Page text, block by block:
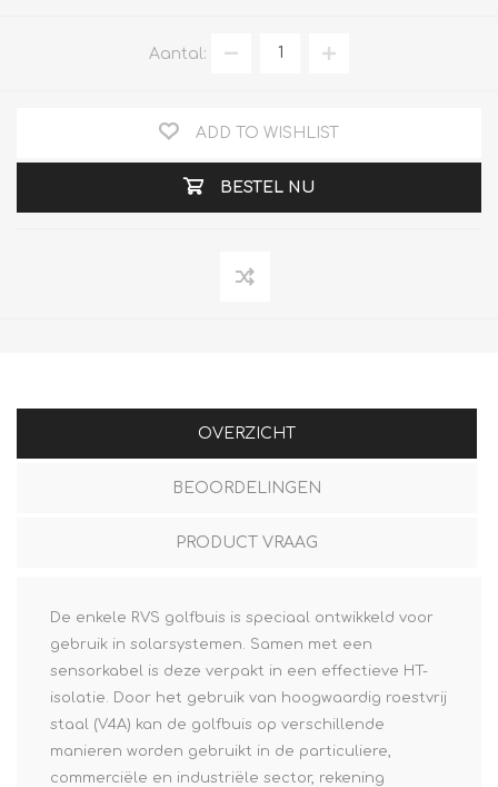
Aantal:
ADD TO WISHLIST
BESTEL NU
OVERZICHT
BEOORDELINGEN
PRODUCT VRAAG
De enkele RVS golfbuis is speciaal ontwikkeld voor
gebruik in solarsystemen. Samen met een
sensorkabel is deze verpakt in een effectieve HT-
isolatie. Door het gebruik van hoogwaardig roestvrij
staal (V4A) kan de golfbuis op verschillende
manieren worden gebruikt in de particuliere,
commerciële en industriële sector, rekening